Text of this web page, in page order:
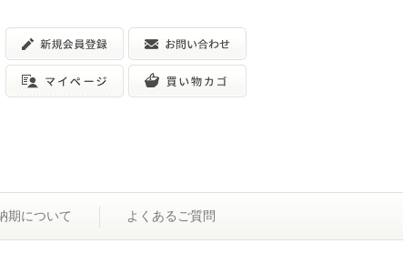
期について よくあるご質問